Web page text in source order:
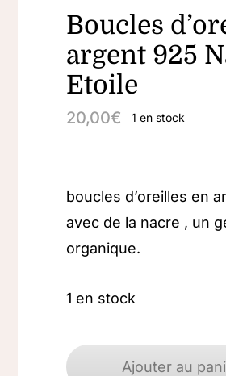
Boucles
argent 925
Etoile
20,00€ 1 en stock
boucles d’oreilles en
avec de la nacre , un
organique.
1 en stock
de
Ajouter au